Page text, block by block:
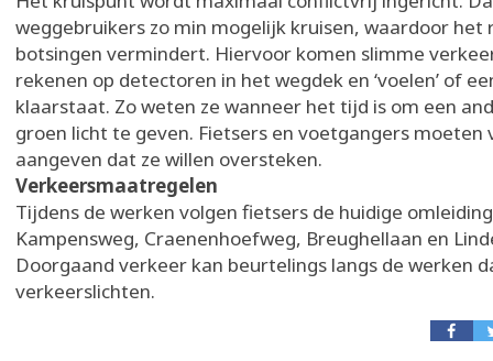
weggebruikers zo min mogelijk kruisen, waardoor het
botsingen vermindert. Hiervoor komen slimme
rekenen op detectoren in het wegdek en ‘voelen’ of
klaarstaat. Zo weten ze wanneer het tijd is om een
groen licht te geven. Fietsers en voetgangers moeten
aangeven dat ze willen oversteken.
Verkeersmaatregelen
Tijdens de werken volgen fietsers de huidige
Kampensweg, Craenenhoefweg, Breughellaan en
Doorgaand verkeer kan beurtelings langs de werken
verkeerslichten.